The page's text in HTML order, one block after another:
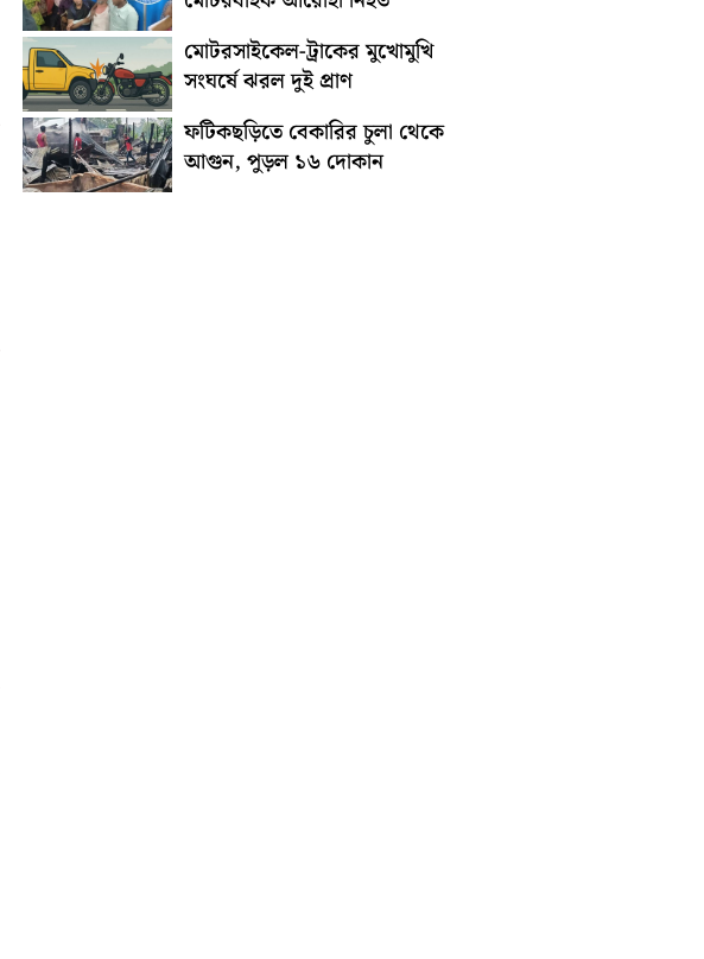
মোটরসাইকেল-ট্রাকের মুখোমুখি
সংঘর্ষে ঝরল দুই প্রাণ
ফটিকছড়িতে বেকারির চুলা থেকে
আগুন, পুড়ল ১৬ দোকান